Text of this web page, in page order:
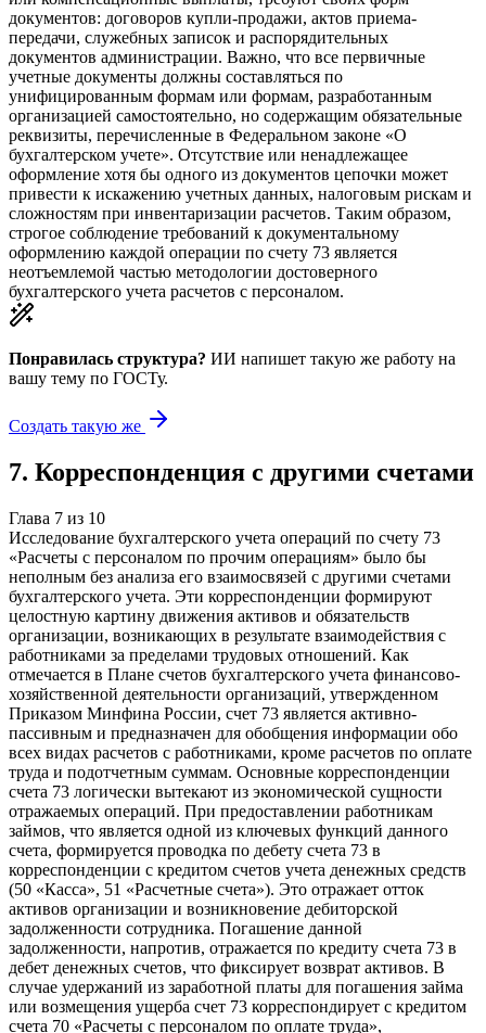
документов: договоров купли-продажи, актов приема-
передачи, служебных записок и распорядительных
документов администрации. Важно, что все первичные
учетные документы должны составляться по
унифицированным формам или формам, разработанным
организацией самостоятельно, но содержащим обязательные
реквизиты, перечисленные в Федеральном законе «О
бухгалтерском учете». Отсутствие или ненадлежащее
оформление хотя бы одного из документов цепочки может
привести к искажению учетных данных, налоговым рискам и
сложностям при инвентаризации расчетов. Таким образом,
строгое соблюдение требований к документальному
оформлению каждой операции по счету 73 является
неотъемлемой частью методологии достоверного
бухгалтерского учета расчетов с персоналом.
Понравилась структура? ИИ напишет такую же работу на
вашу тему по ГОСТу.
Создать такую же
7. Корреспонденция с другими счетами
Глава 7 из 10
Исследование бухгалтерского учета операций по счету 73
«Расчеты с персоналом по прочим операциям» было бы
неполным без анализа его взаимосвязей с другими счетами
бухгалтерского учета. Эти корреспонденции формируют
целостную картину движения активов и обязательств
организации, возникающих в результате взаимодействия с
работниками за пределами трудовых отношений. Как
отмечается в Плане счетов бухгалтерского учета финансово-
хозяйственной деятельности организаций, утвержденном
Приказом Минфина России, счет 73 является активно-
пассивным и предназначен для обобщения информации обо
всех видах расчетов с работниками, кроме расчетов по оплате
труда и подотчетным суммам. Основные корреспонденции
счета 73 логически вытекают из экономической сущности
отражаемых операций. При предоставлении работникам
займов, что является одной из ключевых функций данного
счета, формируется проводка по дебету счета 73 в
корреспонденции с кредитом счетов учета денежных средств
(50 «Касса», 51 «Расчетные счета»). Это отражает отток
активов организации и возникновение дебиторской
задолженности сотрудника. Погашение данной
задолженности, напротив, отражается по кредиту счета 73 в
дебет денежных счетов, что фиксирует возврат активов. В
случае удержаний из заработной платы для погашения займа
или возмещения ущерба счет 73 корреспондирует с кредитом
счета 70 «Расчеты с персоналом по оплате труда»,